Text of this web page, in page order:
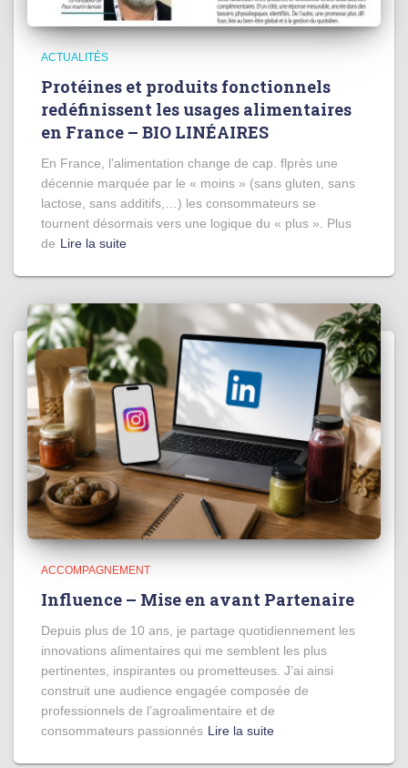
ACTUALITÉS
Protéines et produits fonctionnels
redéfinissent les usages alimentaires
en France – BIO LINÉAIRES
En France, l’alimentation change de cap. flprès une
décennie marquée par le « moins » (sans gluten, sans
lactose, sans additifs,…) les consommateurs se
tournent désormais vers une logique du « plus ». Plus
de Lire la suite
ACCOMPAGNEMENT
Influence – Mise en avant Partenaire
Depuis plus de 10 ans, je partage quotidiennement les
innovations alimentaires qui me semblent les plus
pertinentes, inspirantes ou prometteuses. J’ai ainsi
construit une audience engagée composée de
professionnels de l’agroalimentaire et de
consommateurs passionnés Lire la suite